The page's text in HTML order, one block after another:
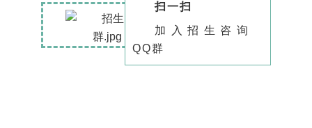
扫一扫
加入招生咨询
QQ群